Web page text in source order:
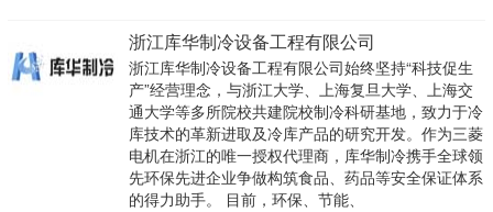
浙江库华制冷设备工程有限公司
浙江库华制冷设备工程有限公司始终坚持“科技促生
产”经营理念，与浙江大学、上海复旦大学、上海交
通大学等多所院校共建院校制冷科研基地，致力于冷
库技术的革新进取及冷库产品的研究开发。作为三菱
电机在浙江的唯一授权代理商，库华制冷携手全球领
先环保先进企业争做构筑食品、药品等安全保证体系
的得力助手。 目前，环保、节能、